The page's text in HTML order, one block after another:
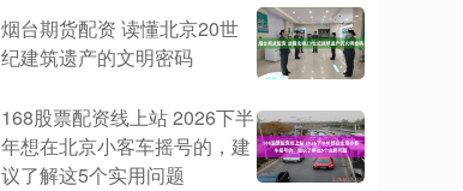
烟台期货配资 读懂北京20世
纪建筑遗产的文明密码
168股票配资线上站 2026下半
年想在北京小客车摇号的，建
议了解这5个实用问题